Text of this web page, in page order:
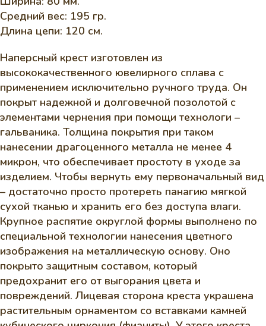
Средний вес: 195 гр.
Длина цепи: 120 см.
Наперсный крест изготовлен из
высококачественного ювелирного сплава с
применением исключительно ручного труда. Он
покрыт надежной и долговечной позолотой с
элементами чернения при помощи технологи –
гальваника. Толщина покрытия при таком
нанесении драгоценного металла не менее 4
микрон, что обеспечивает простоту в уходе за
изделием. Чтобы вернуть ему первоначальный вид
– достаточно просто протереть панагию мягкой
сухой тканью и хранить его без доступа влаги.
Крупное распятие округлой формы выполнено по
специальной технологии нанесения цветного
изображения на металлическую основу. Оно
покрыто защитным составом, который
предохранит его от выгорания цвета и
повреждений. Лицевая сторона креста украшена
растительным орнаментом со вставками камней